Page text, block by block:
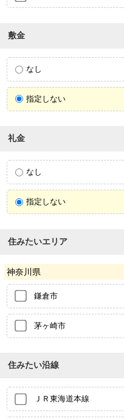
敷金
なし
指定しない
礼金
なし
指定しない
住みたいエリア
神奈川県
鎌倉市
茅ヶ崎市
住みたい沿線
ＪＲ東海道本線